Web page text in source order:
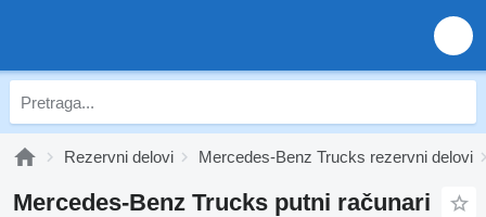
Rezervni delovi Mercedes-Benz Trucks rezervni delovi
Mercedes-Benz Trucks putni računari